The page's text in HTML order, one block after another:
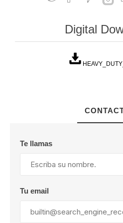
Digital
Te llamas
Tu email